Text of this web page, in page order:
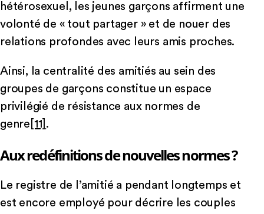
hétérosexuel, les jeunes garçons affirment une
volonté de « tout partager » et de nouer des
relations profondes avec leurs amis proches.
Ainsi, la centralité des amitiés au sein des
groupes de garçons constitue un espace
privilégié de résistance aux normes de
genre [11] .
Aux redéfinitions de nouvelles normes ?
Le registre de l’amitié a pendant longtemps et
est encore employé pour décrire les couples